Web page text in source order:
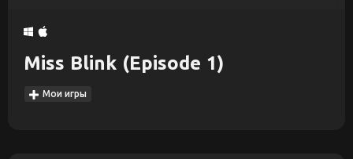
Miss Blink (Episode 1)
Мои игры